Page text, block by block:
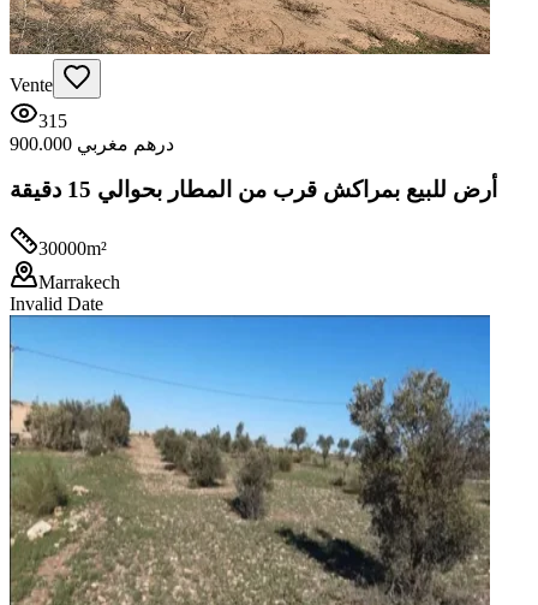
Vente
315
900.000 درهم مغربي
أرض للبيع بمراكش قرب من المطار بحوالي 15 دقيقة
30000m²
Marrakech
Invalid Date